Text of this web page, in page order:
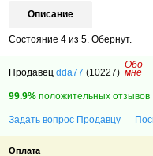
Описание
Состояние 4 из 5. Обернут.
Продавецdda77 (10227)
Обо
мне
99.9% положительных отзывов
Задать вопрос Продавцу
Оплата